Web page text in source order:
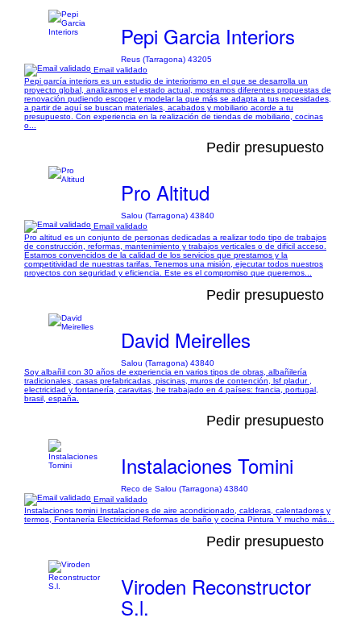
Pepi Garcia Interiors
Reus (Tarragona) 43205
Email validado
Pepi garcía interiors es un estudio de interiorismo en el que se desarrolla un
proyecto global, analizamos el estado actual, mostramos diferentes propuestas de
renovación pudiendo escoger y modelar la que más se adapta a tus necesidades,
a partir de aquí se buscan materiales, acabados y mobiliario acorde a tu
presupuesto. Con experiencia en la realización de tiendas de mobiliario, cocinas
o...
Pedir presupuesto
Pro Altitud
Salou (Tarragona) 43840
Email validado
Pro altitud es un conjunto de personas dedicadas a realizar todo tipo de trabajos
de construcción, reformas, mantenimiento y trabajos verticales o de dificil acceso.
Estamos convencidos de la calidad de los servicios que prestamos y la
competitividad de nuestras tarifas. Tenemos una misión, ejecutar todos nuestros
proyectos con seguridad y eficiencia. Este es el compromiso que queremos...
Pedir presupuesto
David Meirelles
Salou (Tarragona) 43840
Soy albañil con 30 años de experiencia en varios tipos de obras, albañilería
tradicionales, casas prefabricadas, piscinas, muros de contención, lsf pladur ,
electricidad y fontanería, caravitas, he trabajado en 4 países: francia, portugal,
brasil, españa.
Pedir presupuesto
Instalaciones Tomini
Reco de Salou (Tarragona) 43840
Email validado
Instalaciones tomini Instalaciones de aire acondicionado, calderas, calentadores y
termos, Fontanería Electricidad Reformas de baño y cocina Pintura Y mucho más...
Pedir presupuesto
Viroden Reconstructor
S.l.